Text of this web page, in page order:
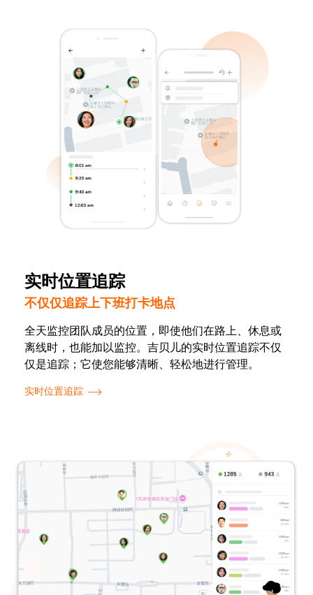
实时位置追踪
不仅仅追踪上下班打卡地点
全天监控团队成员的位置，即使他们在路上、休息或
离线时，也能加以监控。吉贝儿的实时位置追踪不仅
仅是追踪；它使您能够清晰、轻松地进行管理。
实时位置追踪